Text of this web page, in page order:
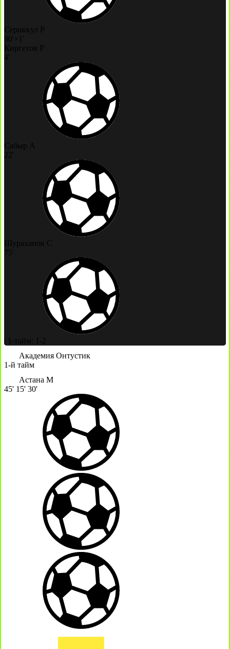
Сериккул Р
90'+1'
Киргетов Р
4'
Сабыр А
22'
Шураханов С
75'
1-тайм: 1-2
Академия Онтустик
1-й тайм
Астана М
45' 15' 30'